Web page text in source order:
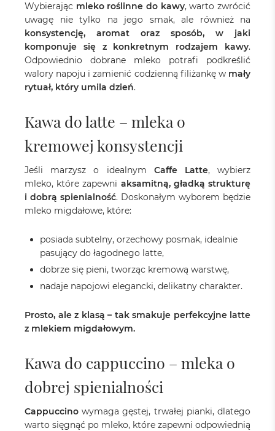
Wybierając mleko roślinne do kawy, warto zwrócić
uwagę nie tylko na jego smak, ale również na
konsystencję, aromat oraz sposób, w jaki
komponuje się z konkretnym rodzajem kawy.
Odpowiednio dobrane mleko potrafi podkreślić
walory napoju i zamienić codzienną filiżankę w mały
rytuał, który umila dzień.
Kawa do latte – mleka o
kremowej konsystencji
Jeśli marzysz o idealnym Caffe Latte, wybierz
mleko, które zapewni aksamitną, gładką strukturę
i dobrą spienialność. Doskonałym wyborem będzie
mleko migdałowe, które:
posiada subtelny, orzechowy posmak, idealnie
pasujący do łagodnego latte,
dobrze się pieni, tworząc kremową warstwę,
nadaje napojowi elegancki, delikatny charakter.
Prosto, ale z klasą – tak smakuje perfekcyjne latte
z mlekiem migdałowym.
Kawa do cappuccino – mleka o
dobrej spienialności
Cappuccino wymaga gęstej, trwałej pianki, dlatego
warto sięgnąć po mleko, które zapewni odpowiednią